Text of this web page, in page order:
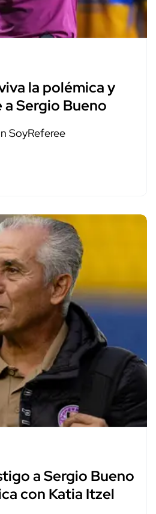
la polémica y
a Sergio Bueno
SoyReferee
a Sergio Bueno
con Katia Itzel